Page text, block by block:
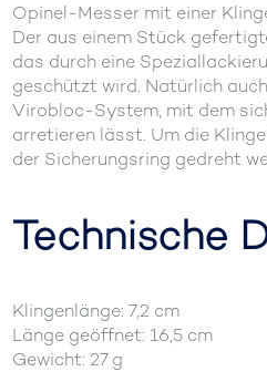
Opinel-Messer mit einer
Der aus einem Stück
das durch eine
geschützt wird. Natürlich
Virobloc-System, mit dem
arretieren lässt. Um die
der Sicherungsring gedreht
Technische
Klingenlänge: 7,2 cm
Länge geöffnet: 16,5 cm
Gewicht: 27 g